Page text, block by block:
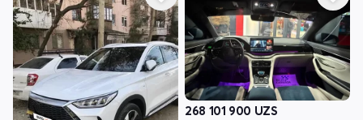
268 101 900 UZS